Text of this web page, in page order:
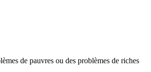
de pauvres ou des problèmes de riches